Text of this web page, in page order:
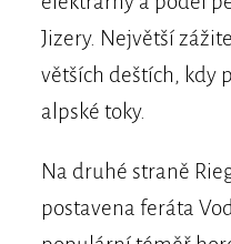
Jizery. Největší
větších deštích, kdy
alpské toky.
Na druhé straně
postavena feráta